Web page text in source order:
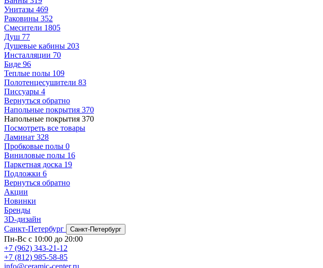
Унитазы 469
Раковины 352
Смесители 1805
Душ 77
Душевые кабины 203
Инсталляции 70
Биде 96
Теплые полы 109
Полотенцесушители 83
Писсуары 4
Вернуться обратно
Напольные покрытия 370
Напольные покрытия 370
Посмотреть все товары
Ламинат 328
Пробковые полы 0
Виниловые полы 16
Паркетная доска 19
Подложки 6
Вернуться обратно
Акции
Новинки
Бренды
3D-дизайн
Санкт-Петербург
Санкт-Петербург
Пн-Вс с 10:00 до 20:00
+7 (962) 343-21-12
+7 (812) 985-58-85
info@ceramic-center.ru